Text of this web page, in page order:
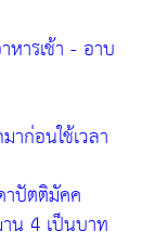
ารเช้า - อาบ
ก่อนใช้เวลา
าปัตติมัคค
น 4 เป็นบาท